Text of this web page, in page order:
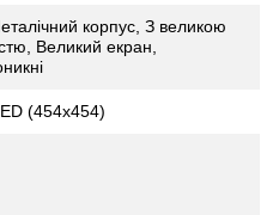
корпус, З великою
Великий екран,
(454x454)